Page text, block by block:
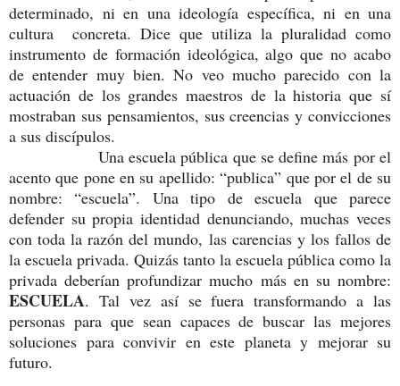
determinado, ni en una ideología específica, ni en una
cultura concreta. Dice que utiliza la pluralidad como
instrumento de formación ideológica, algo que no acabo
de entender muy bien. No veo mucho parecido con la
actuación de los grandes maestros de la historia que sí
mostraban sus pensamientos, sus creencias y convicciones
a sus discípulos.
Una escuela pública que se define más por el
acento que pone en su apellido: “publica” que por el de su
nombre: “escuela”. Una tipo de escuela que parece
defender su propia identidad denunciando, muchas veces
con toda la razón del mundo, las carencias y los fallos de
la escuela privada. Quizás tanto la escuela pública como la
privada deberían profundizar mucho más en su nombre:
ESCUELA. Tal vez así se fuera transformando a las
personas para que sean capaces de buscar las mejores
soluciones para convivir en este planeta y mejorar su
futuro.